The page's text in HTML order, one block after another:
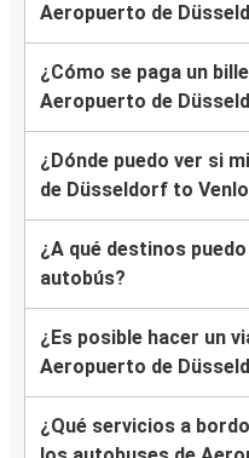
Aeropuerto de
¿Cómo se paga un
Aeropuerto de
¿Dónde puedo ver si
de Düsseldorf to
¿A qué destinos
autobús?
¿Es posible hacer un
Aeropuerto de
¿Qué servicios a